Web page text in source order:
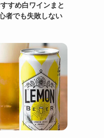
すめ白ワインまと
者でも失敗しない